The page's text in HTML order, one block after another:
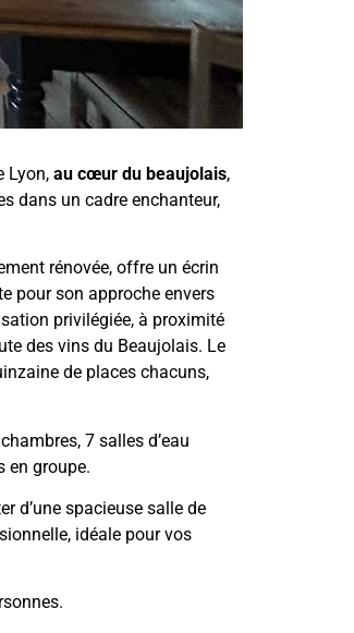
Lyon, au cœur du beaujolais,
dans un cadre enchanteur,
rénovée, offre un écrin
pour son approche envers
privilégiée, à proximité
des vins du Beaujolais. Le
de places chacuns,
7 salles d’eau
en groupe.
d’une spacieuse salle de
idéale pour vos